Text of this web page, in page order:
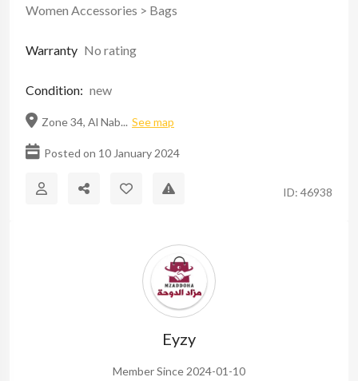
Women Accessories > Bags
Warranty No rating
Condition: new
Zone 34, Al Nab... See map
Posted on 10 January 2024
ID: 46938
Eyzy
Member Since 2024-01-10